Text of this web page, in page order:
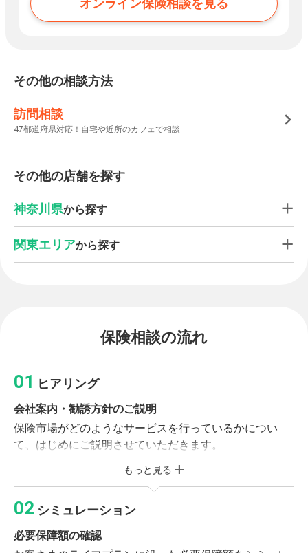
オンライン保険相談を見る
その他の相談方法
訪問相談
47都道府県対応！自宅や近所のカフェで相談
その他の店舗を探す
神奈川県から探す
関東エリアから探す
保険相談の流れ
ヒアリング
会社案内・勧誘方針のご説明
保険市場がどのようなサービスを行っているかについ
て、はじめにご説明させていただきます。
個人情報同意書・受付カードへのご記入をお願いいたし
ます。
ライフプランニング
もっと見る
シミュレーション
必要保障額の確認